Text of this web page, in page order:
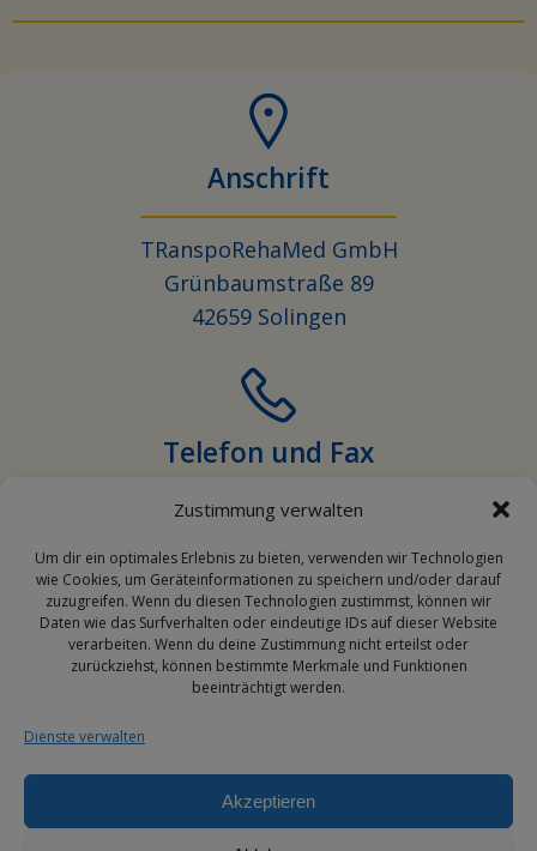
Zustimmung verwalten
Um dir ein optimales Erlebnis zu bieten, verwenden wir Technologien
wie Cookies, um Geräteinformationen zu speichern und/oder darauf
zuzugreifen. Wenn du diesen Technologien zustimmst, können wir
Daten wie das Surfverhalten oder eindeutige IDs auf dieser Website
verarbeiten. Wenn du deine Zustimmung nicht erteilst oder
zurückziehst, können bestimmte Merkmale und Funktionen
beeinträchtigt werden.
Dienste verwalten
Akzeptieren
Grünbaumstraße 89
42659 Solingen
Telefon und Fax
Fax +49 (0) 212-645850-50
Email
info@transporehamed.de